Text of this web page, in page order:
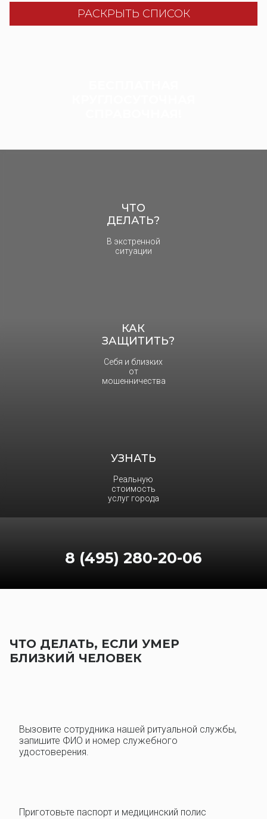
РАСКРЫТЬ СПИСОК
ЧТО
ДЕЛАТЬ?
В экстренной
ситуации
КАК
ЗАЩИТИТЬ?
Себя и близких
от
мошенничества
УЗНАТЬ
Реальную
стоимость
услуг города
8 (495) 280-20-06
ЧТО ДЕЛАТЬ, ЕСЛИ УМЕР
БЛИЗКИЙ ЧЕЛОВЕК
Вызовите сотрудника нашей ритуальной службы,
запишите ФИО и номер служебного
удостоверения.
Приготовьте паспорт и медицинский полис